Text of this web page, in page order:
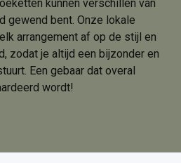
kunnen verschillen van
gewend bent. Onze lokale
arrangement af op de stijl en
zodat je altijd een bijzonder en
Een gebaar dat overal
wordt!